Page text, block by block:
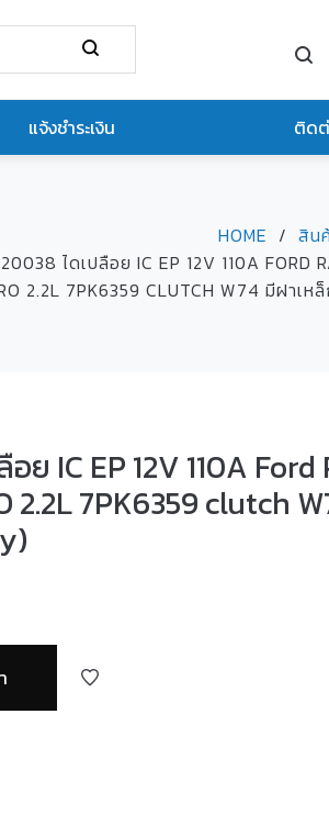
แจ้งชำระเงิน ติดต่
HOME / สิน
ไดเปลือย IC EP 12V 110A FORD
2.2L 7PK6359 CLUTCH W74 มีฝาเห
ย IC EP 12V 110A Ford
2.2L 7PK6359 clutch